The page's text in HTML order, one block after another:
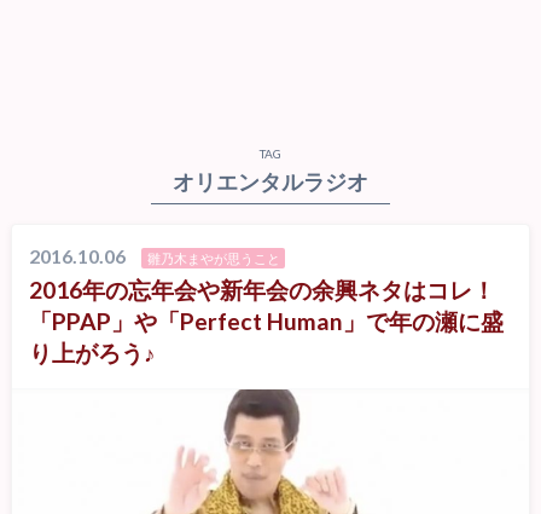
TAG
オリエンタルラジオ
2016.10.06 雛乃木まやが思うこと
2016年の忘年会や新年会の余興ネタはコレ！
「PPAP」や「Perfect Human」で年の瀬に盛
り上がろう♪